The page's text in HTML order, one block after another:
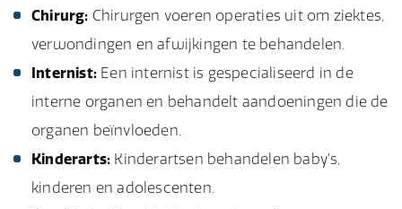
Chirurg: Chirurgen voeren operaties uit om ziektes,
verwondingen en afwijkingen te behandelen.
Internist: Een internist is gespecialiseerd in de
interne organen en behandelt aandoeningen die de
organen beïnvloeden.
Kinderarts: Kinderartsen behandelen baby's,
kinderen en adolescenten.